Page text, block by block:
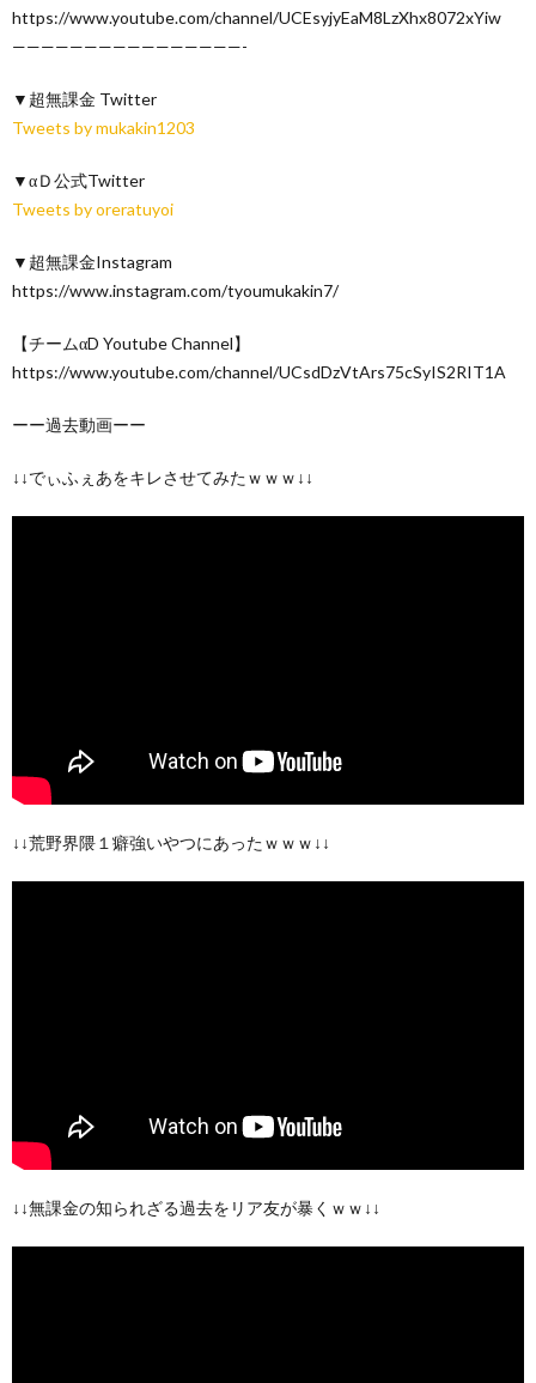
https://www.youtube.com/channel/UCEsyjyEaM8LzXhx8072xYiw
————————————————-
▼超無課金 Twitter
Tweets by mukakin1203
▼αＤ公式Twitter
Tweets by oreratuyoi
▼超無課金Instagram
https://www.instagram.com/tyoumukakin7/
【チームαD Youtube Channel】
https://www.youtube.com/channel/UCsdDzVtArs75cSyIS2RIT1A
ーー過去動画ーー
↓↓でぃふぇあをキレさせてみたｗｗｗ↓↓
↓↓荒野界隈１癖強いやつにあったｗｗｗ↓↓
↓↓無課金の知られざる過去をリア友が暴くｗｗ↓↓